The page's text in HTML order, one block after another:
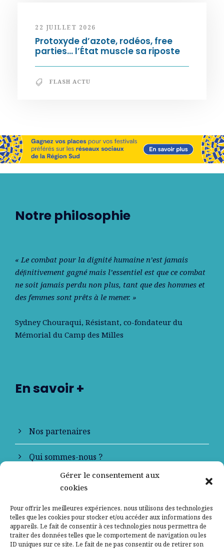
Gérer le consentement aux
cookies
Pour offrir les meilleures expériences, nous utilisons des technologies
telles que les cookies pour stocker et/ou accéder aux informations des
appareils. Le fait de consentir à ces technologies nous permettra de
traiter des données telles que le comportement de navigation ou les
ID uniques sur ce site. Le fait de ne pas consentir ou de retirer son
22 JUILLET 2026
Protoxyde d’azote, rodéos, free
parties… l’État muscle sa riposte
FLASH ACTU
Notre philosophie
« Le combat pour la dignité humaine n’est jamais
déﬁnitivement gagné mais l’essentiel est que ce combat
ne soit jamais perdu non plus, tant que des hommes et
des femmes sont prêts à le mener. »
Sydney Chouraqui, Résistant, co-fondateur du
Mémorial du Camp des Milles
En savoir +
Nos partenaires
Qui sommes-nous ?
Contactez-nous
Mentions légales
Politique de confidentialité